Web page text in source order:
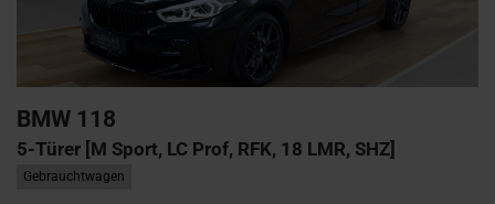
BMW 118
5-Türer [M Sport, LC Prof, RFK, 18 LMR, SHZ]
Gebrauchtwagen